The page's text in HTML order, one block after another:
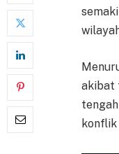
akibat
konflik